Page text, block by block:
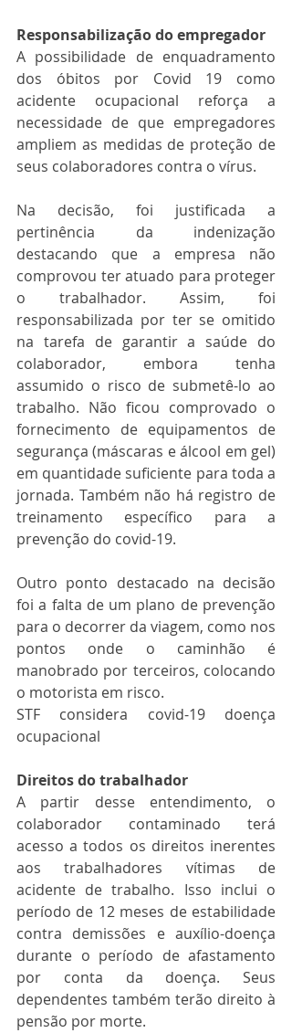
Responsabilização do empregador
A possibilidade de enquadramento
dos óbitos por Covid 19 como
acidente ocupacional reforça a
necessidade de que empregadores
ampliem as medidas de proteção de
seus colaboradores contra o vírus.
Na decisão, foi justificada a
pertinência da indenização
destacando que a empresa não
comprovou ter atuado para proteger
o trabalhador. Assim, foi
responsabilizada por ter se omitido
na tarefa de garantir a saúde do
colaborador, embora tenha
assumido o risco de submetê-lo ao
trabalho. Não ficou comprovado o
fornecimento de equipamentos de
segurança (máscaras e álcool em gel)
em quantidade suficiente para toda a
jornada. Também não há registro de
treinamento específico para a
prevenção do covid-19.
Outro ponto destacado na decisão
foi a falta de um plano de prevenção
para o decorrer da viagem, como nos
pontos onde o caminhão é
manobrado por terceiros, colocando
o motorista em risco.
STF considera covid-19 doença
ocupacional
Direitos do trabalhador
A partir desse entendimento, o
colaborador contaminado terá
acesso a todos os direitos inerentes
aos trabalhadores vítimas de
acidente de trabalho. Isso inclui o
período de 12 meses de estabilidade
contra demissões e auxílio-doença
durante o período de afastamento
por conta da doença. Seus
dependentes também terão direito à
pensão por morte.